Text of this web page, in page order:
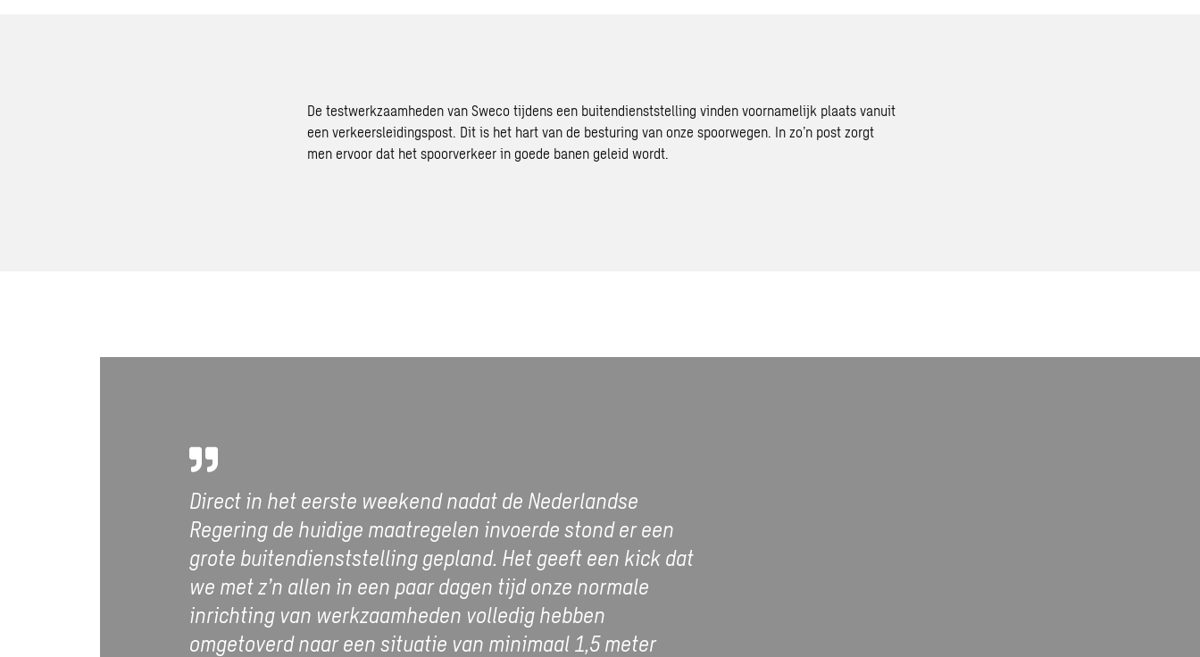
De testwerkzaamheden van Sweco tijdens een buitendienststelling vinden voornamelijk plaats vanuit
een verkeersleidingspost. Dit is het hart van de besturing van onze spoorwegen. In zo’n post zorgt
men ervoor dat het spoorverkeer in goede banen geleid wordt.
Direct in het eerste weekend nadat de Nederlandse
Regering de huidige maatregelen invoerde stond er een
grote buitendienststelling gepland. Het geeft een kick dat
we met z’n allen in een paar dagen tijd onze normale
inrichting van werkzaamheden volledig hebben
omgetoverd naar een situatie van minimaal 1,5 meter